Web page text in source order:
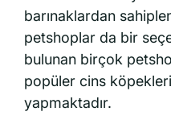
barınaklardan
petshoplar da bir
bulunan birçok
popüler cins
yapmaktadır.